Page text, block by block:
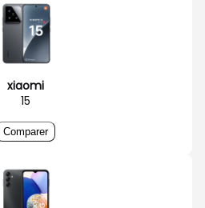
xiaomi
15
Comparer